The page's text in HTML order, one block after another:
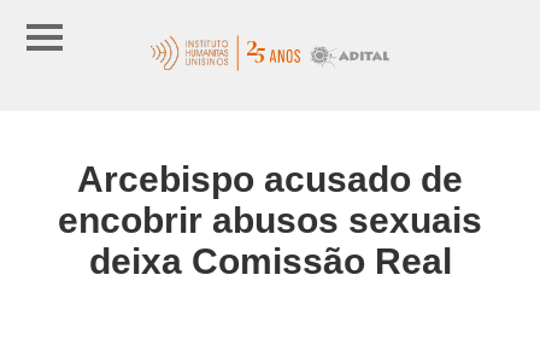
Arcebispo acusado de
encobrir abusos sexuais
deixa Comissão Real